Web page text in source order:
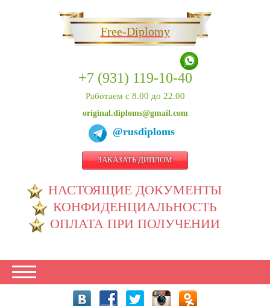
Free-Diplomy
+7 (931) 119-10-40
Работаем с 8.00 до 22.00
original.diploms@gmail.com
@rusdiploms
ЗАКАЗАТЬ ДИПЛОМ
НАСТОЯЩИЕ ДОКУМЕНТЫ
КОНФИДЕНЦИАЛЬНОСТЬ
ОПЛАТА ПРИ ПОЛУЧЕНИИ